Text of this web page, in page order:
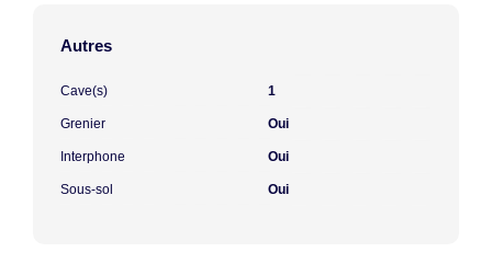
Autres
Cave(s) 1
Grenier Oui
Interphone Oui
Sous-sol Oui